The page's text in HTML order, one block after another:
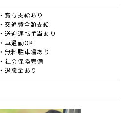
・賞与支給あり
・交通費全額支給
・送迎運転手当あり
・車通勤OK
・無料駐車場あり
・社会保険完備
・退職金あり